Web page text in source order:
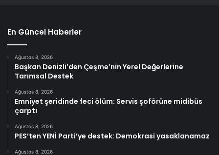
En Güncel Haberler
Ağustos 8, 2026
Başkan Denizli’den Çeşme’nin Yerel Değerlerine
Tarımsal Destek
Ağustos 8, 2026
Emniyet şeridinde feci ölüm: Servis şoförüne midibüs
çarptı
Ağustos 8, 2026
PES’ten YENİ Parti’ye destek: Demokrasi yasaklanamaz
Ağustos 8, 2026